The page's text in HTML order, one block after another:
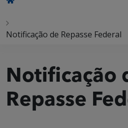
Notificação de Repasse Federal
Notificação
Repasse